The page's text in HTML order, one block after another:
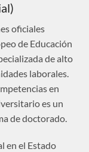
oficiales
de Educación
de alto
laborales.
en
es un
de doctorado.
en el Estado